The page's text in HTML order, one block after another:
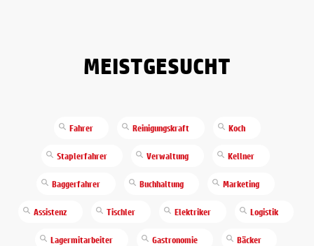
MEISTGESUCHT
Fahrer Reinigungskraft Koch
Staplerfahrer Verwaltung Kellner
Baggerfahrer Buchhaltung Marketing
Assistenz Tischler Elektriker Logistik
Lagermitarbeiter Gastronomie Bäcker